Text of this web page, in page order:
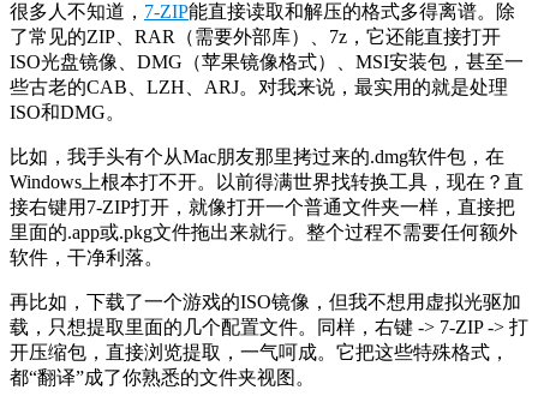
很多人不知道， 7-ZIP能直接读取和解压的格式多得离谱。除
了常见的ZIP、RAR（需要外部库）、7z，它还能直接打开
ISO光盘镜像、DMG（苹果镜像格式）、MSI安装包，甚至一
些古老的CAB、LZH、ARJ。对我来说，最实用的就是处理
ISO和DMG。
比如，我手头有个从Mac朋友那里拷过来的.dmg软件包，在
Windows上根本打不开。以前得满世界找转换工具，现在？直
接右键用7-ZIP打开，就像打开一个普通文件夹一样，直接把
里面的.app或.pkg文件拖出来就行。整个过程不需要任何额外
软件，干净利落。
再比如，下载了一个游戏的ISO镜像，但我不想用虚拟光驱加
载，只想提取里面的几个配置文件。同样，右键 -> 7-ZIP -> 打
开压缩包，直接浏览提取，一气呵成。它把这些特殊格式，
都“翻译”成了你熟悉的文件夹视图。